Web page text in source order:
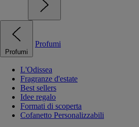
Profumi
Profumi
L'Odissea
Fragranze d'estate
Best sellers
Idee regalo
Formati di scoperta
Cofanetto Personalizzabili